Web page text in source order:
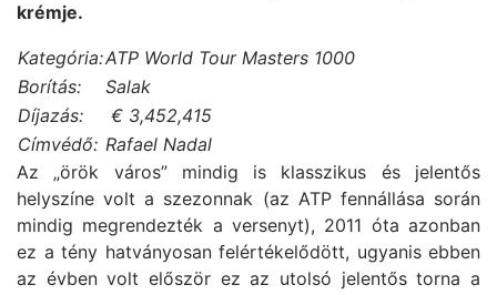
krémje.
Kategória:ATP World Tour Masters 1000
Borítás:
Salak
Díjazás:
€ 3,452,415
Címvédő: Rafael Nadal
Az „örök város” mindig is klasszikus és jelentős
helyszíne volt a szezonnak (az ATP fennállása során
mindig megrendezték a versenyt), 2011 óta azonban
ez a tény hatványosan felértékelődött, ugyanis ebben
az évben volt először ez az utolsó jelentős torna a